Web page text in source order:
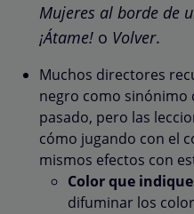
Mujeres al borde de
¡Átame! o Volver.
Muchos directores
negro como sinónimo
pasado, pero las
cómo jugando con el
mismos efectos con
Color que
difuminar los